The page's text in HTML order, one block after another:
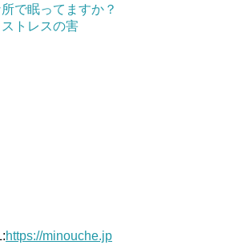
で眠ってますか？
ストレスの害
https://minouche.jp